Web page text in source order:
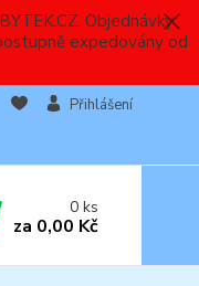
Objednávky
expedovány od
Přihlášení
0ks
za 0,00 Kč